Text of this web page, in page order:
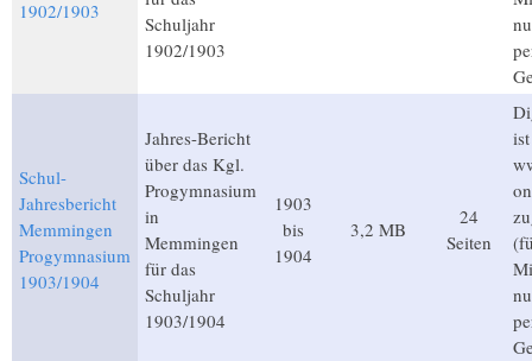
1902/1903
Schuljahr
1902/1903
Schul-
Jahresbericht
Memmingen
Progymnasium
1903/1904
Jahres-Bericht
über das Kgl.
Progymnasium
in
Memmingen
für das
Schuljahr
1903/1904
1903
bis
1904
3,2 MB
24
Seiten